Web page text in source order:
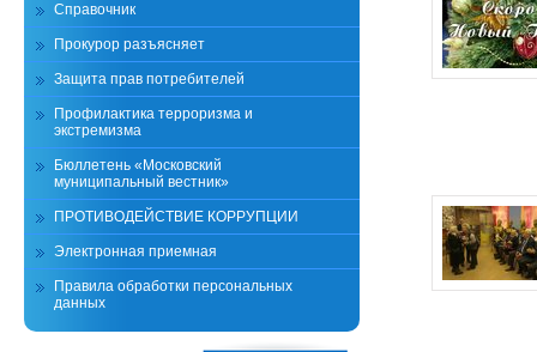
Справочник
Прокурор разъясняет
Защита прав потребителей
Профилактика терроризма и
экстремизма
Бюллетень «Московский
муниципальный вестник»
ПРОТИВОДЕЙСТВИЕ КОРРУПЦИИ
Электронная приемная
Правила обработки персональных
данных